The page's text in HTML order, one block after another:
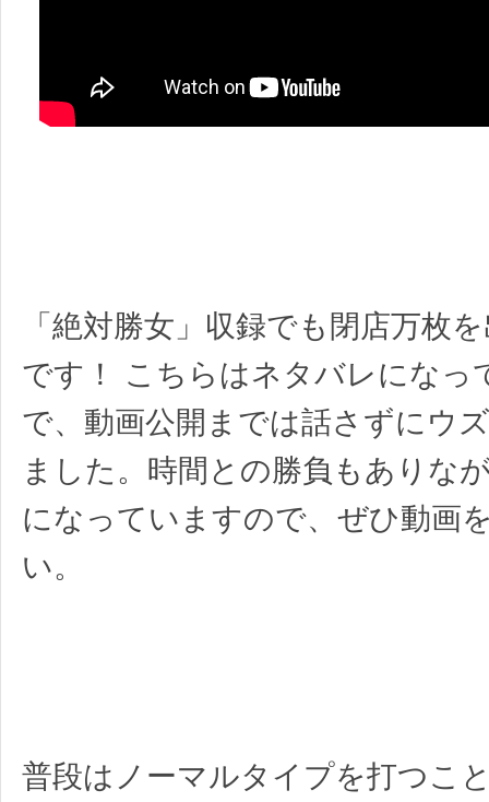
「絶対勝女」収録でも閉店万枚
です！ こちらはネタバレになっ
で、動画公開までは話さずにウ
ました。時間との勝負もありな
になっていますので、ぜひ動画
い。
普段はノーマルタイプを打つこ